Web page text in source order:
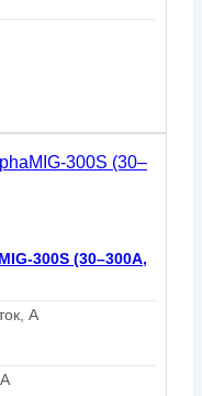
300S (30–300А,
А